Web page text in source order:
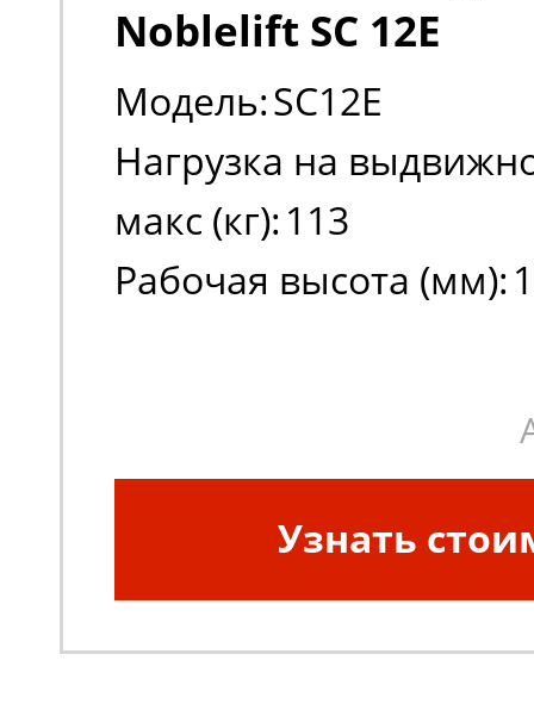
Noblelift SC 12E
Модель:SC12E
Нагрузка на
макс (кг): 113
Рабочая высота (мм):
Узнать